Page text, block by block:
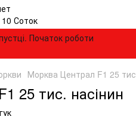
Початок роботи
Морква Централ F1 25
25 тис. насінин